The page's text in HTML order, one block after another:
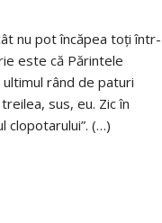
nu pot încăpea toţi într-
este că Părintele
rând de paturi
sus, eu. Zic în
clopotarului”. (…)